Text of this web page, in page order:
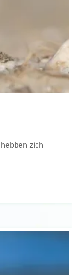
zich